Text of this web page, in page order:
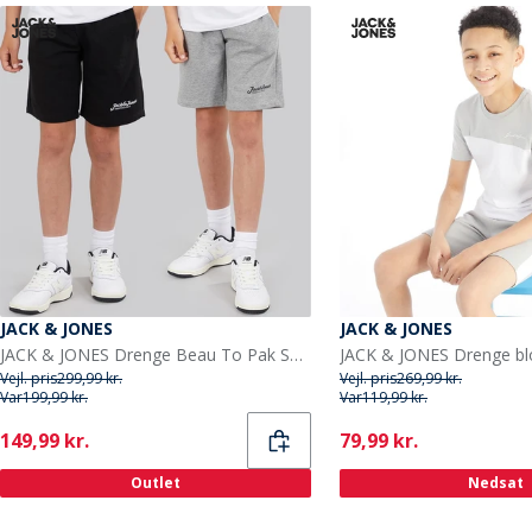
JACK & JONES
JACK & JONES Drenge Beau To Pak Shorts Sort
Vejl. pris299,99 kr.
Var199,99 kr.
Current
149,99 kr.
Outlet
JACK & JONES
Vejl. pris269,99 kr.
Var119,99 kr.
Current
79,99 kr.
Nedsat